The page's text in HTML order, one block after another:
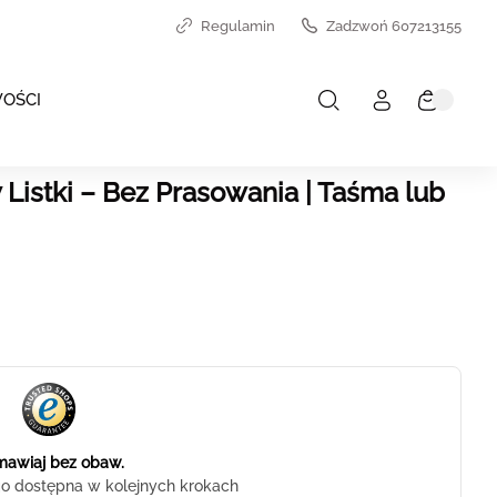
Regulamin Zadzwoń 607213155
– Bez Prasowania | Taśma lub